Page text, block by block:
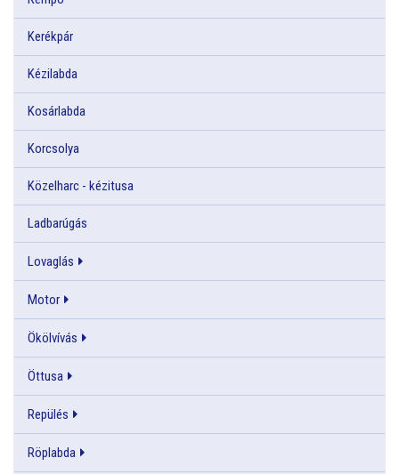
Kerékpár
Kézilabda
Kosárlabda
Korcsolya
Közelharc - kézitusa
Ladbarúgás
Lovaglás
Motor
Ökölvívás
Öttusa
Repülés
Röplabda